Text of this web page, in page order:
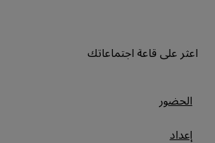
اعثر على قاعة اجتماعاتك
الحضور
إعداد